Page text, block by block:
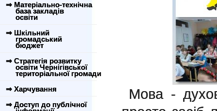
⇒ Матеріально-технічна
база закладів
освіти
⇒ Шкільний
громадський
бюджет
⇒ Стратегія розвитку
освіти Чернігівської
територіальної громади
⇒ Харчування
⇒ Доступ до публічної
Мова -